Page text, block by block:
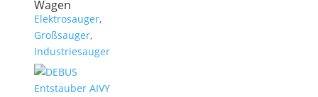
Wagen
Elektrosauger,
Großsauger,
Industriesauger